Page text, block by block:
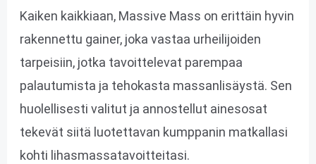
Kaiken kaikkiaan, Massive Mass on erittäin hyvin
rakennettu gainer, joka vastaa urheilijoiden
tarpeisiin, jotka tavoittelevat parempaa
palautumista ja tehokasta massanlisäystä. Sen
huolellisesti valitut ja annostellut ainesosat
tekevät siitä luotettavan kumppanin matkallasi
kohti lihasmassatavoitteitasi.